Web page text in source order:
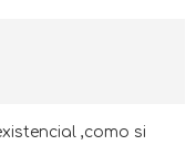
,como si